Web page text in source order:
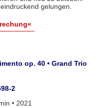
gelungen.
op. 40 • Grand Trio
2
• 2021